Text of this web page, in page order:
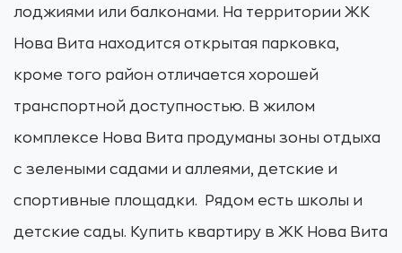
лоджиями или балконами. На территории ЖК
Нова Вита находится открытая парковка,
кроме того район отличается хорошей
транспортной доступностью. В жилом
комплексе Нова Вита продуманы зоны отдыха
с зелеными садами и аллеями, детские и
спортивные площадки. Рядом есть школы и
детские сады. Купить квартиру в ЖК Нова Вита